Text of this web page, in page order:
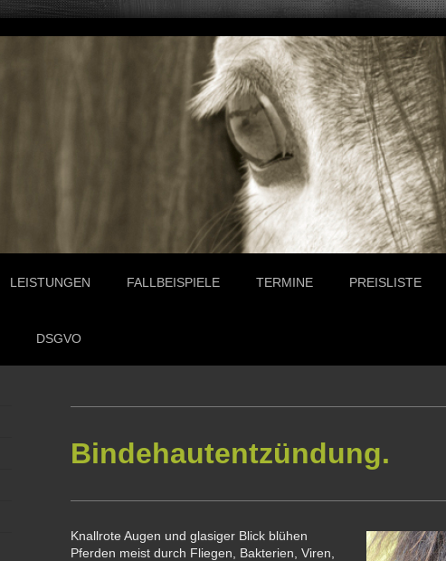
LEISTUNGEN FALLBEISPIELE TERMINE PREISLISTE
DSGVO
Bindehautentzündung.
Knallrote Augen und glasiger Blick blühen
Pferden meist durch Fliegen, Bakterien, Viren,